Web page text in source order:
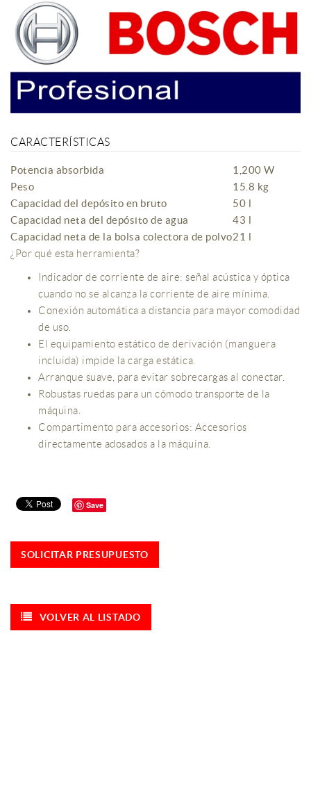
CARACTERÍSTICAS
Potencia absorbida
1,200 W
Peso
15.8 kg
Capacidad del depósito en bruto
50 l
Capacidad neta del depósito de agua
43 l
Capacidad neta de la bolsa colectora de polvo21 l
¿Por qué esta herramienta?
Indicador de corriente de aire: señal acústica y óptica
cuando no se alcanza la corriente de aire mínima.
Conexión automática a distancia para mayor comodidad
de uso.
El equipamiento estático de derivación (manguera
incluida) impide la carga estática.
Arranque suave, para evitar sobrecargas al conectar.
Robustas ruedas para un cómodo transporte de la
máquina.
Compartimento para accesorios: Accesorios
directamente adosados a la máquina.
Save
SOLICITAR PRESUPUESTO
VOLVER AL LISTADO